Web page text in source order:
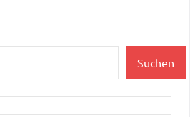
Suchen